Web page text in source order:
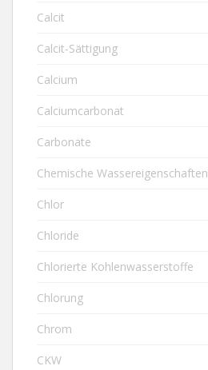
Calcit
Calcit-Sättigung
Calcium
Calciumcarbonat
Carbonate
Chemische Wassereigenschaften
Chlor
Chloride
Chlorierte Kohlenwasserstoffe
Chlorung
Chrom
CKW